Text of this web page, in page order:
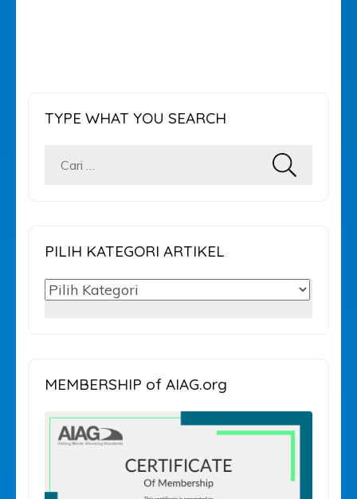
TYPE WHAT YOU SEARCH
Cari
PILIH KATEGORI ARTIKEL
PILIH
MEMBERSHIP of AIAG.org